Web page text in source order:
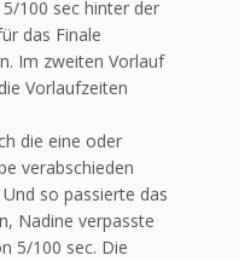
100 sec hinter der
das Finale
Im zweiten Vorlauf
Vorlaufzeiten
die eine oder
verabschieden
so passierte das
Nadine verpasste
5/100 sec. Die